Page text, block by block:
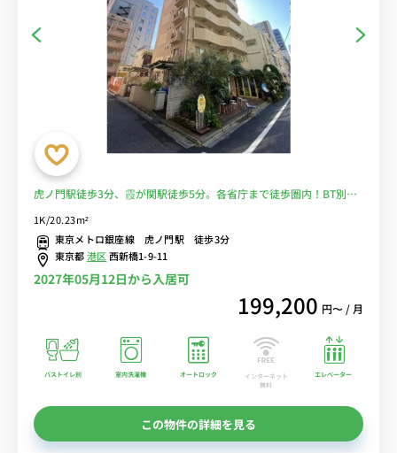
虎ノ門駅徒歩3分、霞が関駅徒歩5分。各省庁まで徒歩圏内！BT別／
1K/20.23m²
東京メトロ銀座線 虎ノ門駅 徒歩3分
東京都港区西新橋1-9-11
2027年05月12日から入居可
199,200 円〜 / 月
バストイレ別 室内洗濯機 オートロック
インターネット
無料
エレベーター
この物件の詳細を見る